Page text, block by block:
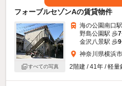
フォーブルセゾンAの賃貸物件
すべての写真
海の公園南口
野島公園駅 歩7
金沢八景駅 歩9
神奈川県横浜
2階建 / 41年 / 軽量